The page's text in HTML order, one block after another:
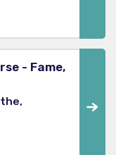
- Fame,